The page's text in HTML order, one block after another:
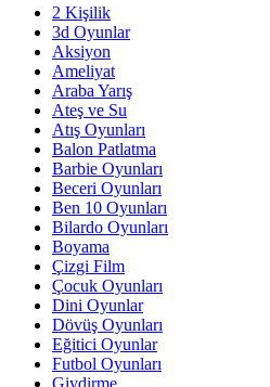
2 Kişilik
3d Oyunlar
Aksiyon
Ameliyat
Araba Yarış
Ateş ve Su
Atış Oyunları
Balon Patlatma
Barbie Oyunları
Beceri Oyunları
Ben 10 Oyunları
Bilardo Oyunları
Boyama
Çizgi Film
Çocuk Oyunları
Dini Oyunlar
Dövüş Oyunları
Eğitici Oyunlar
Futbol Oyunları
Giydirme